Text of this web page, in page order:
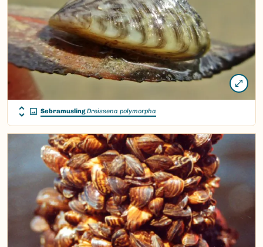
Sebramusling Dreissena polymorpha